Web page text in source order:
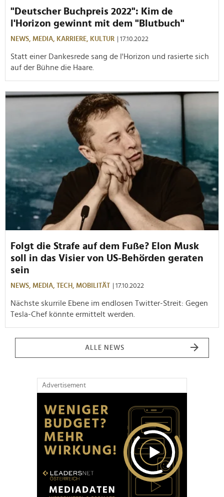
"Deutscher Buchpreis 2022": Kim de
l'Horizon gewinnt mit dem "Blutbuch"
NEWS, MEDIA, KARRIERE, KULTUR | 17.10.2022
Statt einer Dankesrede sang de l'Horizon und rasierte sich
auf der Bühne die Haare.
Folgt die Strafe auf dem Fuße? Elon Musk
soll in das Visier von US-Behörden geraten
sein
NEWS, MEDIA, TECH, MOBILITÄT | 17.10.2022
Nächste skurrile Ebene im endlosen Twitter-Streit: Gegen
Tesla-Chef könnte ermittelt werden.
ALLE NEWS
Advertisement